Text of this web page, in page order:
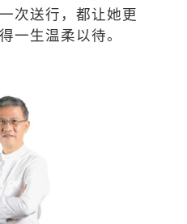
次送行，都让她更
一生温柔以待。